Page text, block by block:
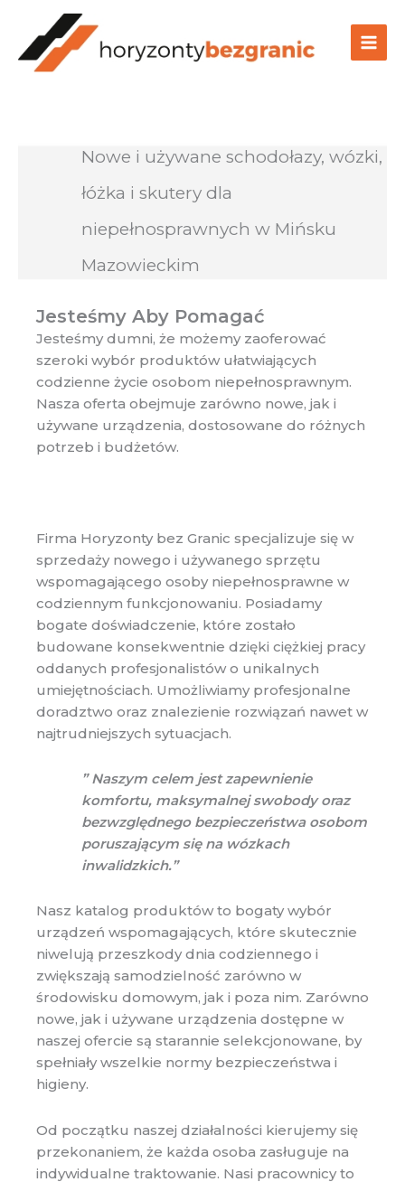
treści
Nowe i używane schodołazy, wózki,
łóżka i skutery dla
niepełnosprawnych w Mińsku
Mazowieckim
Jesteśmy Aby Pomagać
Jesteśmy dumni, że możemy zaoferować
szeroki wybór produktów ułatwiających
codzienne życie osobom niepełnosprawnym.
Nasza oferta obejmuje zarówno nowe, jak i
używane urządzenia, dostosowane do różnych
potrzeb i budżetów.
Firma Horyzonty bez Granic specjalizuje się w
sprzedaży nowego i używanego sprzętu
wspomagającego osoby niepełnosprawne w
codziennym funkcjonowaniu. Posiadamy
bogate doświadczenie, które zostało
budowane konsekwentnie dzięki ciężkiej pracy
oddanych profesjonalistów o unikalnych
umiejętnościach. Umożliwiamy profesjonalne
doradztwo oraz znalezienie rozwiązań nawet w
najtrudniejszych sytuacjach.
” Naszym celem jest zapewnienie
komfortu, maksymalnej swobody oraz
bezwzględnego bezpieczeństwa osobom
poruszającym się na wózkach
inwalidzkich.”
Nasz katalog produktów to bogaty wybór
urządzeń wspomagających, które skutecznie
niwelują przeszkody dnia codziennego i
zwiększają samodzielność zarówno w
środowisku domowym, jak i poza nim. Zarówno
nowe, jak i używane urządzenia dostępne w
naszej ofercie są starannie selekcjonowane, by
spełniały wszelkie normy bezpieczeństwa i
higieny.
Od początku naszej działalności kierujemy się
przekonaniem, że każda osoba zasługuje na
indywidualne traktowanie. Nasi pracownicy to